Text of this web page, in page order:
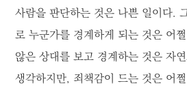
사람을 판단하는 것은 나쁜 일이다.
로 누군가를 경계하게 되는 것은 어
않은 상대를 보고 경계하는 것은 자
생각하지만, 죄책감이 드는 것은 어